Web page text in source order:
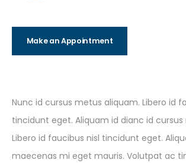
Make an Appointment
Nunc id cursus metus aliquam. Libero id
tincidunt eget. Aliquam id dianc id
Libero id faucibus nisl tincidunt eget.
maecenas mi eget mauris. Volutpat ac